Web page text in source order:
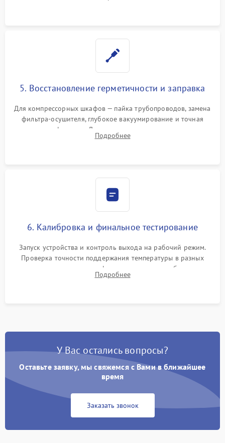
5. Восстановление герметичности и заправка
Для компрессорных шкафов — пайка трубопроводов, замена
фильтра-осушителя, глубокое вакуумирование и точная
заправка фреоном. Для термоэлектрических — замена
термопасты и герметизация охлаждающего блока.
Подробнее
6. Калибровка и финальное тестирование
Запуск устройства и контроль выхода на рабочий режим.
Проверка точности поддержания температуры в разных
климатических зонах шкафа, оценка уровня стабильности
влажности и полного отсутствия вибраций корпуса.
Подробнее
У Вас остались вопросы?
Оставьте заявку, мы свяжемся с Вами в ближайшее
время
Заказать звонок